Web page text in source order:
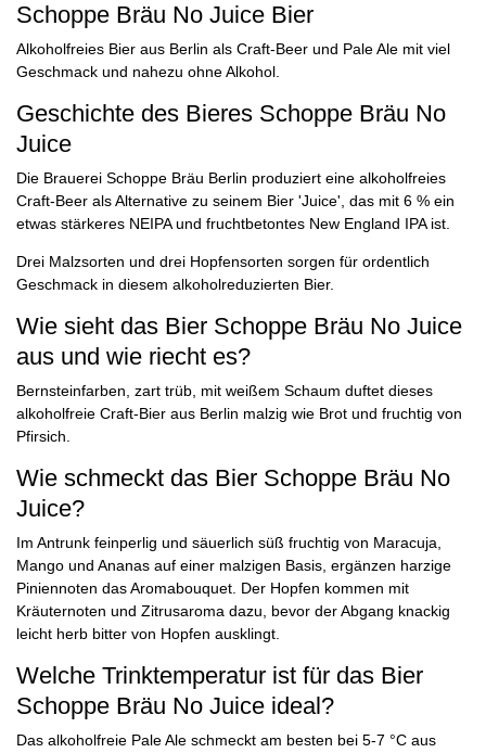
Schoppe Bräu No Juice Bier
Alkoholfreies Bier aus Berlin als Craft-Beer und Pale Ale mit viel
Geschmack und nahezu ohne Alkohol.
Geschichte des Bieres Schoppe Bräu No
Juice
Die Brauerei Schoppe Bräu Berlin produziert eine alkoholfreies
Craft-Beer als Alternative zu seinem Bier 'Juice', das mit 6 % ein
etwas stärkeres NEIPA und fruchtbetontes New England IPA ist.
Drei Malzsorten und drei Hopfensorten sorgen für ordentlich
Geschmack in diesem alkoholreduzierten Bier.
Wie sieht das Bier Schoppe Bräu No Juice
aus und wie riecht es?
Bernsteinfarben, zart trüb, mit weißem Schaum duftet dieses
alkoholfreie Craft-Bier aus Berlin malzig wie Brot und fruchtig von
Pfirsich.
Wie schmeckt das Bier Schoppe Bräu No
Juice?
Im Antrunk feinperlig und säuerlich süß fruchtig von Maracuja,
Mango und Ananas auf einer malzigen Basis, ergänzen harzige
Piniennoten das Aromabouquet. Der Hopfen kommen mit
Kräuternoten und Zitrusaroma dazu, bevor der Abgang knackig
leicht herb bitter von Hopfen ausklingt.
Welche Trinktemperatur ist für das Bier
Schoppe Bräu No Juice ideal?
Das alkoholfreie Pale Ale schmeckt am besten bei 5-7 °C aus